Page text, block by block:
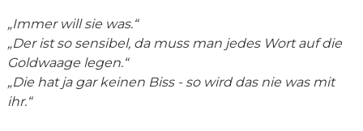
„Immer will sie was.“
„Der ist so sensibel, da muss man jedes Wort auf die
Goldwaage legen.“
„Die hat ja gar keinen Biss - so wird das nie was mit
ihr.“